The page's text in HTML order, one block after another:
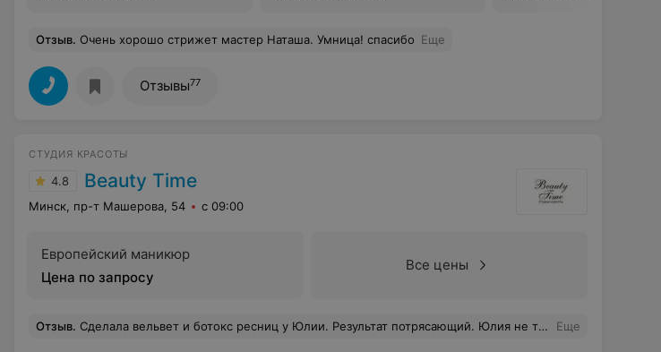
Отзыв. Очень хорошо стрижет мастер Наташа. Умница! спасибо Еще
Отзывы77
СТУДИЯ КРАСОТЫ
4.8 Beauty Time
Минск, пр-т Машерова, 54 с 09:00
Европейский маникюр
Цена по запросу
Все цены
Отзыв. Сделала вельвет и ботокс ресниц у Юлии. Результат потрясающий. Юлия не только профессионал своего дела, но и очень приятная, обходительная, тактичная. Располагает к себе, грамотно объясняет суть новой процедуры, даёт нужные советы по уходу. Я совсем недавно стала посещать этот салон, но именно благодаря Юлии, он вызывает у меня стремление посещать этот салон чаще и попробовать новые процедуры по уходу за лицом. Спасибо огромное за красоту, которую Юлия искусно создает на наших лицах! Еще